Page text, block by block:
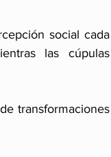
social cada
las cúpulas
transformaciones